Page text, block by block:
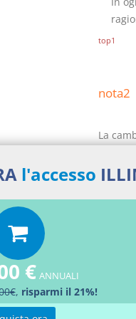
top1
nota2
La
Al fini
titolo
1859
l'accesso
€ ANNUALI
, risparmi il 21%!